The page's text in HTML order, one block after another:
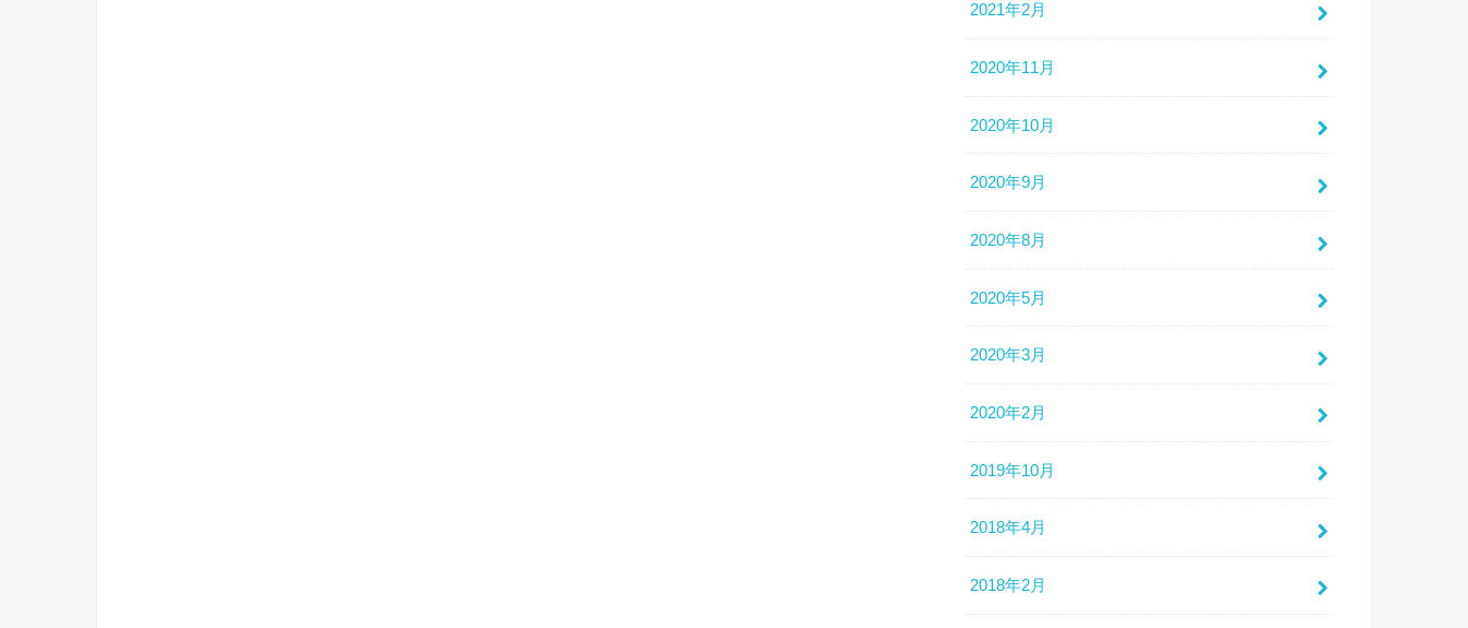
2021年2月
2020年11月
2020年10月
2020年9月
2020年8月
2020年5月
2020年3月
2020年2月
2019年10月
2018年4月
2018年2月